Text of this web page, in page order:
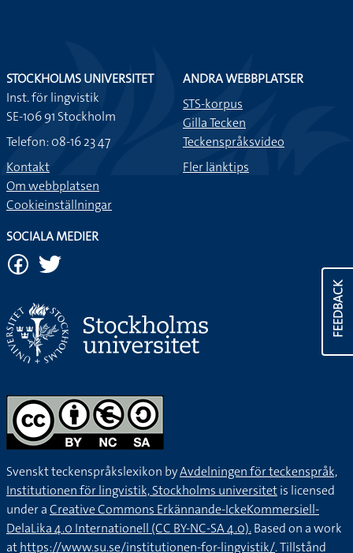
FEEDBACK
STOCKHOLMS UNIVERSITET
Inst. för lingvistik
SE-106 91 Stockholm
Telefon: 08-16 23 47
Kontakt
Om webbplatsen
Cookieinställningar
ANDRA WEBBPLATSER
STS-korpus
Gilla Tecken
Teckenspråksvideo
Fler länktips
SOCIALA MEDIER
Svenskt teckenspråkslexikon byAvdelningen för teckenspråk,
Institutionen för lingvistik, Stockholms universitetis licensed
under aCreative Commons Erkännande-IckeKommersiell-
DelaLika 4.0 Internationell (CC BY-NC-SA 4.0).Based on a work
athttps://www.su.se/institutionen-for-lingvistik/. Tillstånd